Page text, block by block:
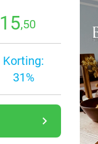
,50
Korting:
31%
navigate_next